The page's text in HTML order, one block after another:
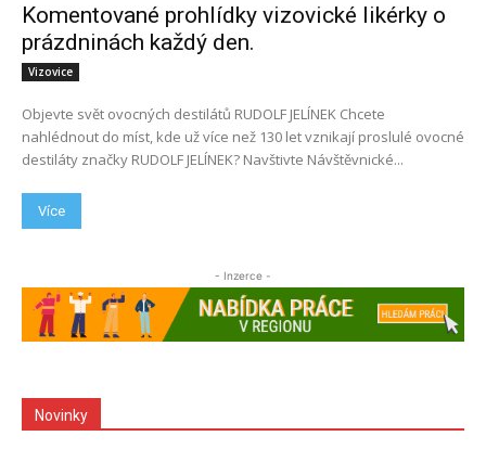
Komentované prohlídky vizovické likérky o
prázdninách každý den.
Vizovice
Objevte svět ovocných destilátů RUDOLF JELÍNEK Chcete
nahlédnout do míst, kde už více než 130 let vznikají proslulé ovocné
destiláty značky RUDOLF JELÍNEK? Navštivte Návštěvnické...
Více
- Inzerce -
Novinky